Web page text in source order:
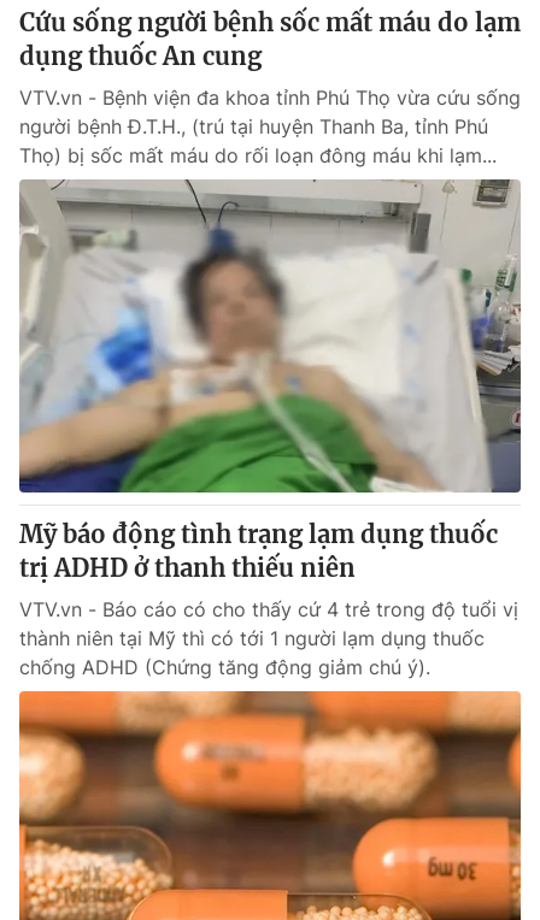
Cứu sống người bệnh sốc mất máu do lạm
dụng thuốc An cung
VTV.vn - Bệnh viện đa khoa tỉnh Phú Thọ vừa cứu sống
người bệnh Đ.T.H., (trú tại huyện Thanh Ba, tỉnh Phú
Thọ) bị sốc mất máu do rối loạn đông máu khi lạm...
Mỹ báo động tình trạng lạm dụng thuốc
trị ADHD ở thanh thiếu niên
VTV.vn - Báo cáo có cho thấy cứ 4 trẻ trong độ tuổi vị
thành niên tại Mỹ thì có tới 1 người lạm dụng thuốc
chống ADHD (Chứng tăng động giảm chú ý).